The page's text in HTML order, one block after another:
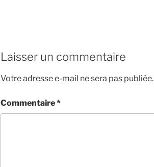
Laisser un commentaire
Votre adresse e-mail ne sera pas publiée.
Commentaire*